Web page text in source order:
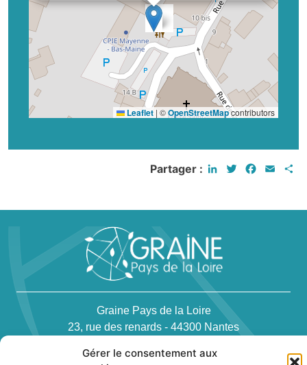
Gérer le consentement aux
Leaflet | ©OpenStreetMapcontributors
Partager : LinkedInTwitter Email
Graine Pays de la Loire
23, rue des renards - 44300 Nantes